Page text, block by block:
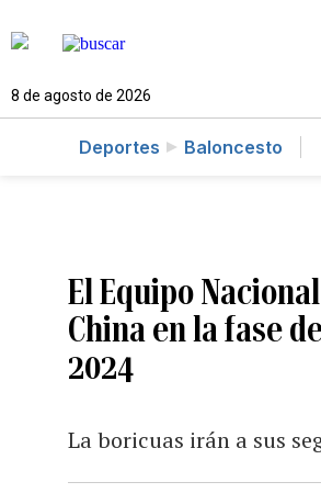
8 de agosto de 2026
Deportes Baloncesto
El Equipo
China en la fase
2024
La boricuas irán a sus